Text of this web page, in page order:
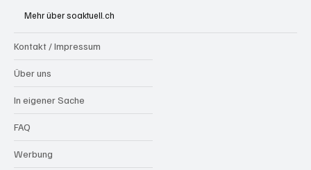
Drinks
Mehr über soaktuell.ch
Kontakt / Impressum
Über uns
In eigener Sache
FAQ
Werbung